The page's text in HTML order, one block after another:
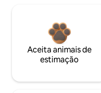
Aceita animais de
estimação